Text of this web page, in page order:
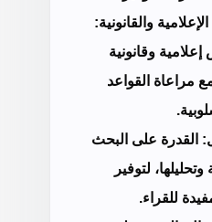
والقانونية:
وقانونية
مراعاة القواعد
القدرة على البحث
لتوفير
للقراء.